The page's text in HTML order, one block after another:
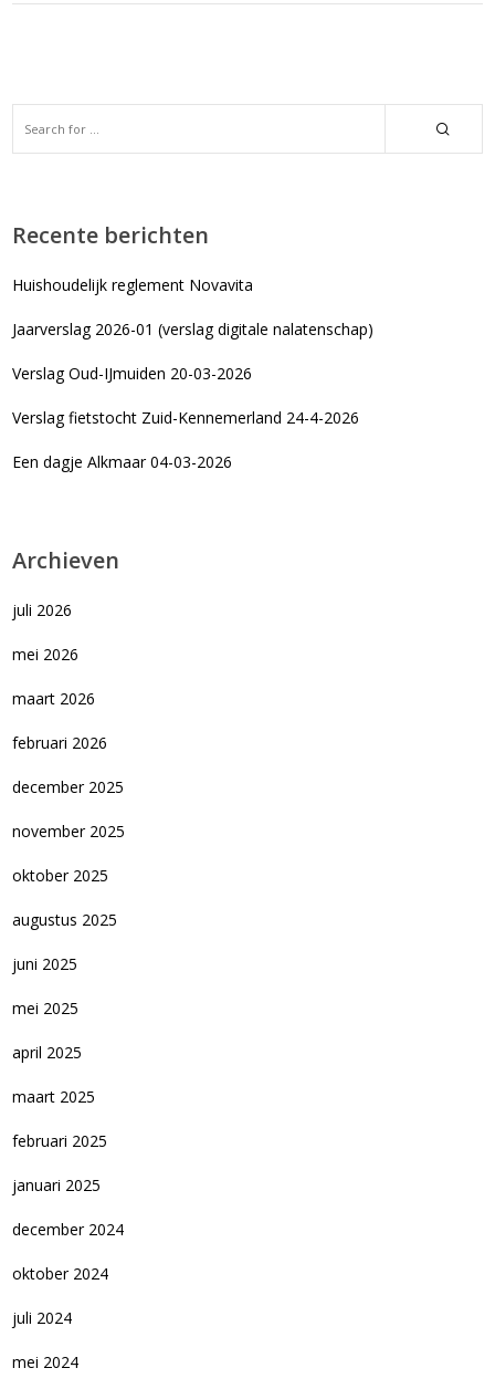
Recente berichten
Huishoudelijk reglement Novavita
Jaarverslag 2026-01 (verslag digitale nalatenschap)
Verslag Oud-IJmuiden 20-03-2026
Verslag fietstocht Zuid-Kennemerland 24-4-2026
Een dagje Alkmaar 04-03-2026
Archieven
juli 2026
mei 2026
maart 2026
februari 2026
december 2025
november 2025
oktober 2025
augustus 2025
juni 2025
mei 2025
april 2025
maart 2025
februari 2025
januari 2025
december 2024
oktober 2024
juli 2024
mei 2024